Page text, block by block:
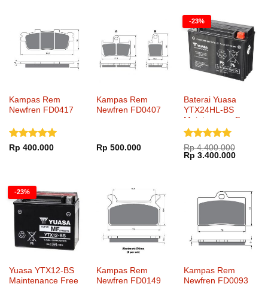
Kampas Rem
Newfren FD0417
Dinilai 5
Rp 400.000
Kampas Rem
Newfren FD0407
Rp 500.000
-23%
Baterai Yuasa
YTX24HL-BS
Maintenance Free
Dinilai5
dari 5
Rp4.400.000
Harga
aslinya
Rp 3.400.000Harga
-23%
Yuasa YTX12-BS
Maintenance Free
Kampas Rem
Newfren FD0149
Kampas Rem
Newfren FD0093